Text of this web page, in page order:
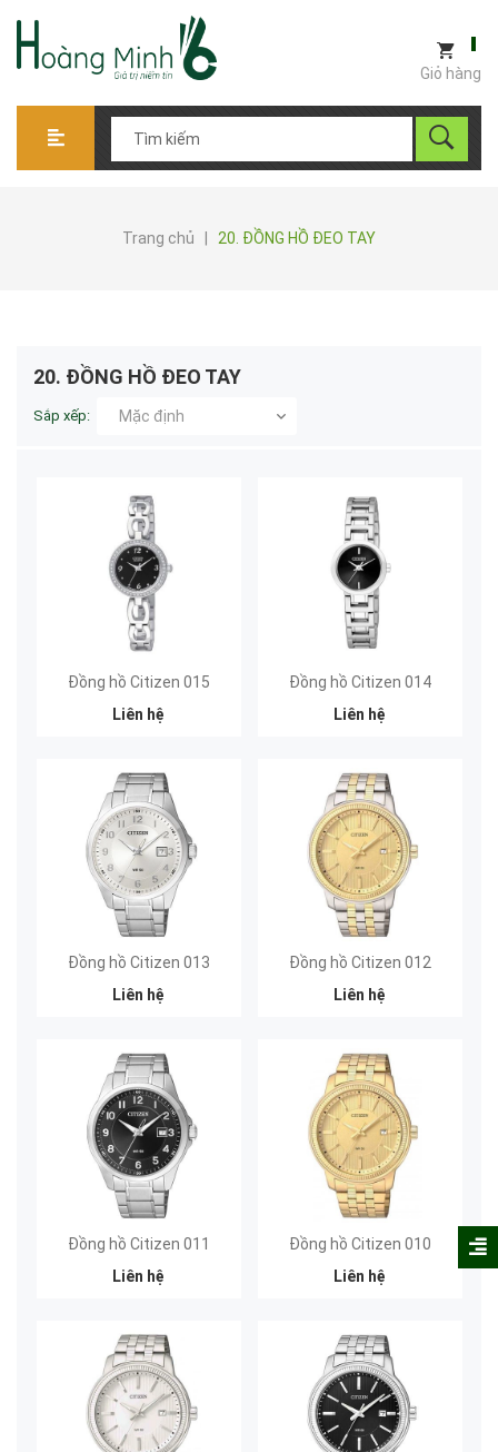
Giỏ hàng
Trang chủ 20. ĐỒNG HỒ ĐEO TAY
20. ĐỒNG HỒ ĐEO TAY
Sắp xếp: Mặc định
Đồng hồ Citizen 015
Liên hệ
Đồng hồ Citizen 014
Liên hệ
Đồng hồ Citizen 013
Liên hệ
Đồng hồ Citizen 012
Liên hệ
Đồng hồ Citizen 011
Liên hệ
Đồng hồ Citizen 010
Liên hệ